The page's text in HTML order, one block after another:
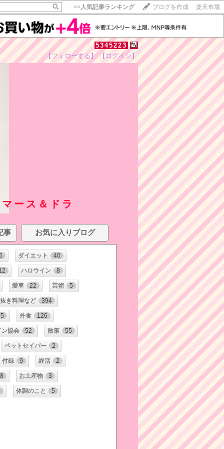
>>人気記事ランキング ブログを作成 楽天市場
5345223
【フォローする】 【ログイン】
ース＆ドラ
事 お気に入りブログ
ダイエット 40
ハロウイン 8
愛車 22 芸術 5
き料理など 394
5 外食 126
ン協会 52 散策 55
ペットセイバー 2
付録 9 終活 2
8 お土産物 3
体調のこと 5